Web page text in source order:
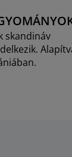
skandináv